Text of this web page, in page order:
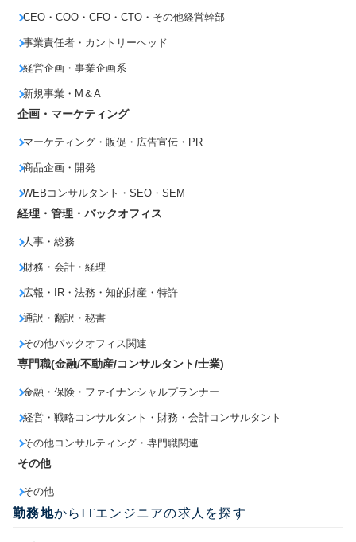
CEO・COO・CFO・CTO・その他経営幹部
事業責任者・カントリーヘッド
経営企画・事業企画系
新規事業・M＆A
企画・マーケティング
マーケティング・販促・広告宣伝・PR
商品企画・開発
WEBコンサルタント・SEO・SEM
経理・管理・バックオフィス
人事・総務
財務・会計・経理
広報・IR・法務・知的財産・特許
通訳・翻訳・秘書
その他バックオフィス関連
専門職(金融/不動産/コンサルタント/士業)
金融・保険・ファイナンシャルプランナー
経営・戦略コンサルタント・財務・会計コンサルタント
その他コンサルティング・専門職関連
その他
その他
勤務地からITエンジニアの求人を探す